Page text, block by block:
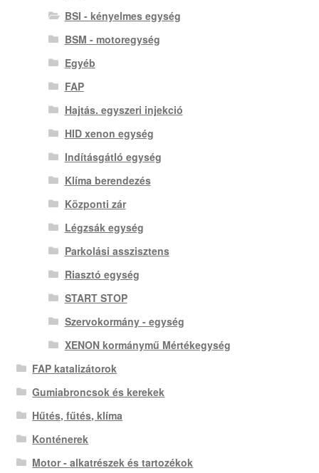
BSI - kényelmes egység
BSM - motoregység
Egyéb
FAP
Hajtás. egyszeri injekció
HID xenon egység
Indításgátló egység
Klíma berendezés
Központi zár
Légzsák egység
Parkolási asszisztens
Riasztó egység
START STOP
Szervokormány - egység
XENON kormánymű Mértékegység
FAP katalizátorok
Gumiabroncsok és kerekek
Hűtés, fűtés, klíma
Konténerek
Motor - alkatrészek és tartozékok